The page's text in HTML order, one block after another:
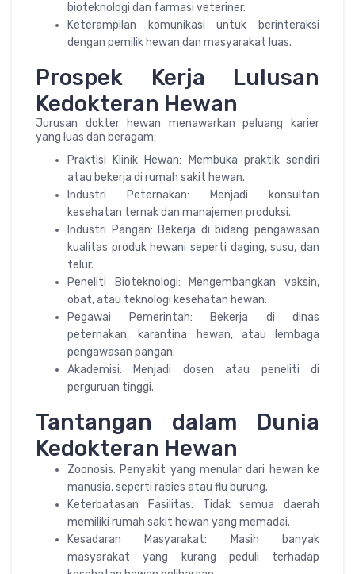
bioteknologi dan farmasi veteriner.
Keterampilan komunikasi untuk berinteraksi
dengan pemilik hewan dan masyarakat luas.
Prospek Kerja Lulusan
Kedokteran Hewan
Jurusan dokter hewan menawarkan peluang karier
yang luas dan beragam:
Praktisi Klinik Hewan: Membuka praktik sendiri
atau bekerja di rumah sakit hewan.
Industri Peternakan: Menjadi konsultan
kesehatan ternak dan manajemen produksi.
Industri Pangan: Bekerja di bidang pengawasan
kualitas produk hewani seperti daging, susu, dan
telur.
Peneliti Bioteknologi: Mengembangkan vaksin,
obat, atau teknologi kesehatan hewan.
Pegawai Pemerintah: Bekerja di dinas
peternakan, karantina hewan, atau lembaga
pengawasan pangan.
Akademisi: Menjadi dosen atau peneliti di
perguruan tinggi.
Tantangan dalam Dunia
Kedokteran Hewan
Zoonosis: Penyakit yang menular dari hewan ke
manusia, seperti rabies atau flu burung.
Keterbatasan Fasilitas: Tidak semua daerah
memiliki rumah sakit hewan yang memadai.
Kesadaran Masyarakat: Masih banyak
masyarakat yang kurang peduli terhadap